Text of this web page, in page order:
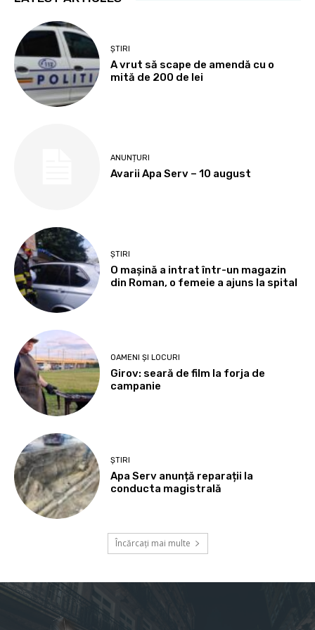
ȘTIRI
A vrut să scape de amendă cu o
mită de 200 de lei
ANUNȚURI
Avarii Apa Serv – 10 august
ȘTIRI
O mașină a intrat într-un magazin
din Roman, o femeie a ajuns la spital
OAMENI ȘI LOCURI
Girov: seară de film la forja de
campanie
ȘTIRI
Apa Serv anunță reparații la
conducta magistrală
Încărcați mai multe